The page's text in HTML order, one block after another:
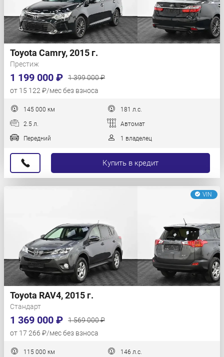
Toyota Camry, 2015 г.
Престиж
1 199 000 ₽
1 399 000 ₽
от 15 122 ₽/мес без взноса
145 000 км 181 л.с.
2.5 л. Автомат
Передний 1 владелец
Купить в кредит
VIN
Toyota RAV4, 2015 г.
Стандарт
1 369 000 ₽
1 569 000 ₽
от 17 266 ₽/мес без взноса
115 000 км 146 л.с.